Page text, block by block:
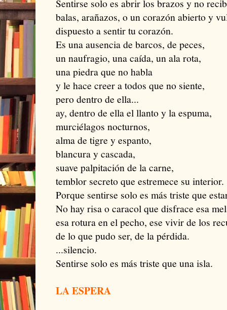
Sentirse solo es abrir los brazos y no
balas, arañazos, o un corazón abierto y
dispuesto a sentir tu corazón.
Es una ausencia de barcos, de peces,
un naufragio, una caída, un ala rota,
una piedra que no habla
y le hace creer a todos que no siente,
pero dentro de ella...
ay, dentro de ella el llanto y la espuma,
murciélagos nocturnos,
alma de tigre y espanto,
blancura y cascada,
suave palpitación de la carne,
temblor secreto que estremece su interior.
Porque sentirse solo es más triste que
No hay risa o caracol que disfrace esa
esa rotura en el pecho, ese vivir de los
de lo que pudo ser, de la pérdida.
...silencio.
Sentirse solo es más triste que una isla.
LA ESPERA